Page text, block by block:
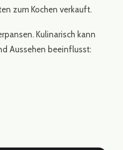
zum Kochen verkauft.
Kulinarisch kann
Aussehen beeinflusst: